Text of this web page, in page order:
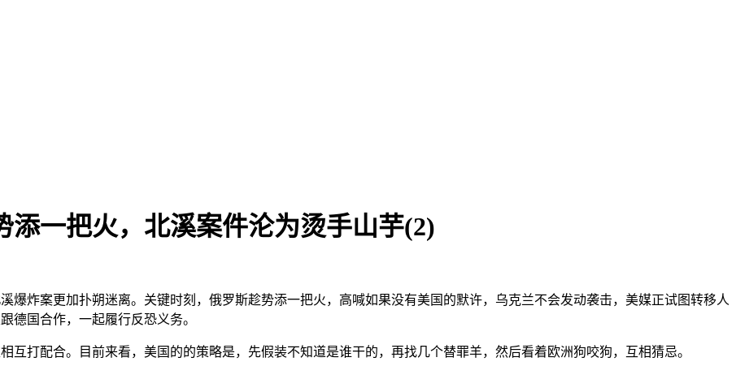
添一把火，北溪案件沦为烫手山芋(2)
爆炸案更加扑朔迷离。关键时刻，俄罗斯趁势添一把火，高喊如果没有美国的默许，乌克兰不会发动袭击，美媒正试图转移人
德国合作，一起履行反恐义务。
互打配合。目前来看，美国的的策略是，先假装不知道是谁干的，再找几个替罪羊，然后看着欧洲狗咬狗，互相猜忌。